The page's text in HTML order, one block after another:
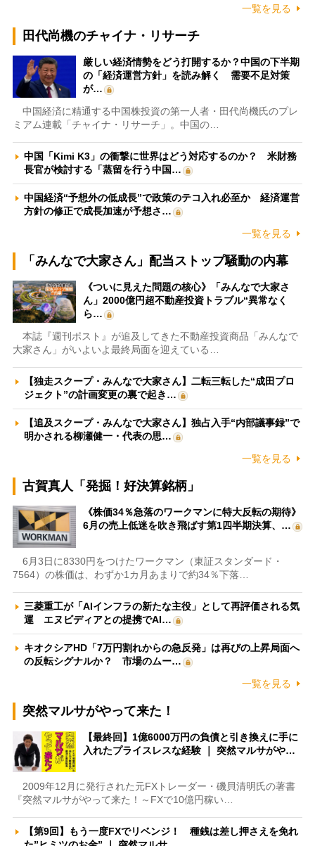
一覧を見る
田代尚機のチャイナ・リサーチ
厳しい経済情勢をどう打開するか？中国の下半期
の「経済運営方針」を読み解く 需要不足対策
が…
中国経済に精通する中国株投資の第一人者・田代尚機氏のプレ
ミアム連載「チャイナ・リサーチ」。中国の…
中国「Kimi K3」の衝撃に世界はどう対応するのか？ 米財務
長官が検討する「蒸留を行う中国…
中国経済“予想外の低成長”で政策のテコ入れ必至か 経済運営
方針の修正で成長加速が予想さ…
一覧を見る
「みんなで大家さん」配当ストップ騒動の内幕
《ついに見えた問題の核心》「みんなで大家さ
ん」2000億円超不動産投資トラブル“異常なく
ら…
本誌『週刊ポスト』が追及してきた不動産投資商品「みんなで
大家さん」がいよいよ最終局面を迎えている…
【独走スクープ・みんなで大家さん】二転三転した“成田プロ
ジェクト”の計画変更の裏で起き…
【追及スクープ・みんなで大家さん】独占入手“内部議事録”で
明かされる柳瀬健一・代表の思…
一覧を見る
古賀真人「発掘！好決算銘柄」
《株価34％急落のワークマンに特大反転の期待》
6月の売上低迷を吹き飛ばす第1四半期決算、…
6月3日に8330円をつけたワークマン（東証スタンダード・
7564）の株価は、わずか1カ月あまりで約34％下落…
三菱重工が「AIインフラの新たな主役」として再評価される気
運 エヌビディアとの提携でAI…
キオクシアHD「7万円割れからの急反発」は再びの上昇局面へ
の反転シグナルか？ 市場のムー…
一覧を見る
突然マルサがやって来た！
【最終回】1億6000万円の負債と引き換えに手に
入れたプライスレスな経験 ｜ 突然マルサがや…
2009年12月に発行された元FXトレーダー・磯貝清明氏の著書
『突然マルサがやって来た！～FXで10億円稼い…
【第9回】もう一度FXでリベンジ！ 種銭は差し押さえを免れ